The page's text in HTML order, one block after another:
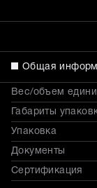
Общая
Вес/объем
Габариты
Упаковка
Документы
Сертификация